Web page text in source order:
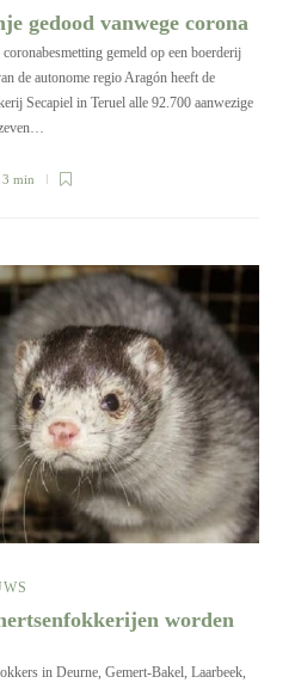
gedood vanwege corona
gemeld op een boerderij
de autonome regio Aragón heeft de
Secapiel in Teruel alle 92.700 aanwezige
3 min
worden
in Deurne, Gemert-Bakel, Laarbeek,